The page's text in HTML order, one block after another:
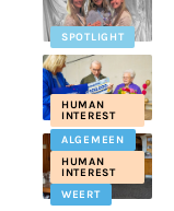
SPOTLIGHT
HUMAN
INTEREST
ALGEMEEN
HUMAN
INTEREST
WEERT